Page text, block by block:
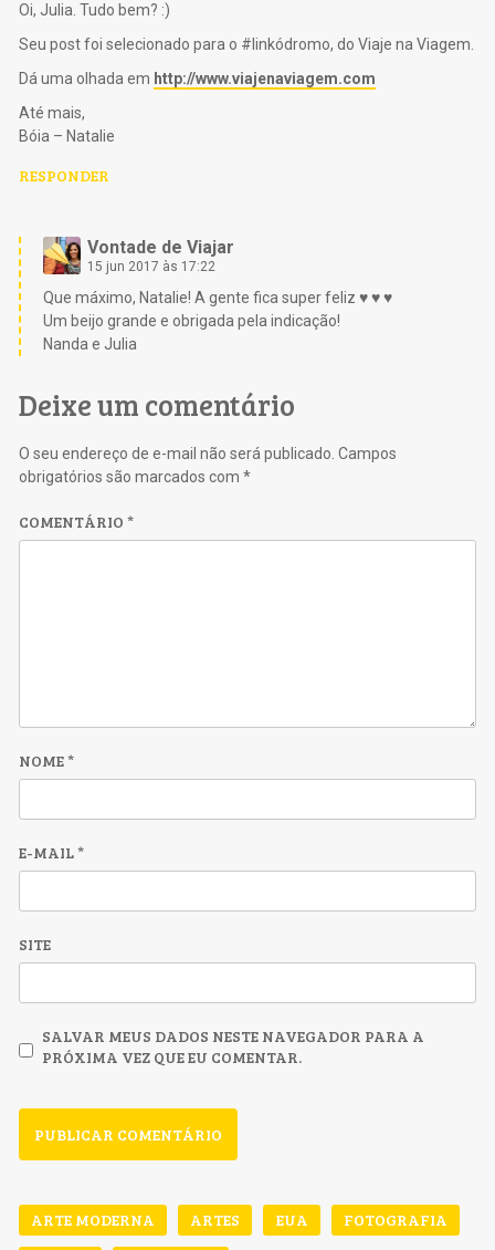
Oi, Julia. Tudo bem? :)
Seu post foi selecionado para o #linkódromo, do Viaje na Viagem.
Dá uma olhada em http://www.viajenaviagem.com
Até mais,
Bóia – Natalie
RESPONDER
Vontade de Viajar
15 jun 2017 às 17:22
Que máximo, Natalie! A gente fica super feliz ♥ ♥ ♥
Um beijo grande e obrigada pela indicação!
Nanda e Julia
Deixe um comentário
O seu endereço de e-mail não será publicado. Campos
obrigatórios são marcados com *
COMENTÁRIO *
NOME*
E-MAIL*
SITE
SALVAR MEUS DADOS NESTE NAVEGADOR PARA A
PRÓXIMA VEZ QUE EU COMENTAR.
ARTE MODERNA ARTES EUA
FOTOGRAFIA